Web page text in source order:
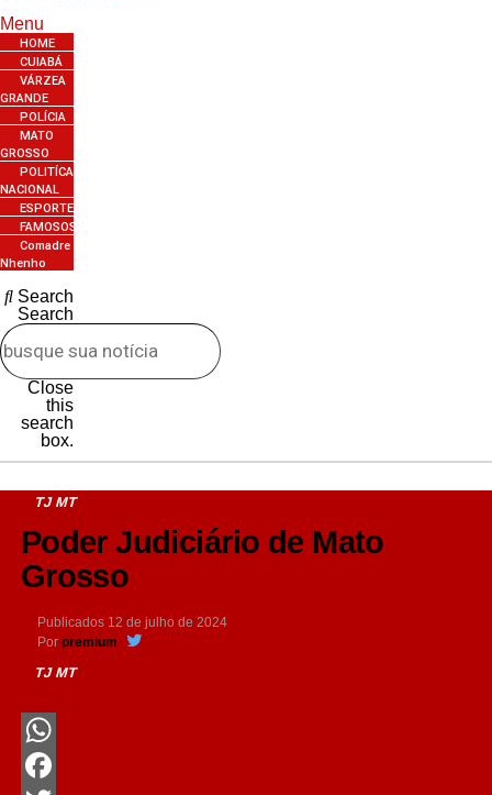
Menu
HOME
CUIABÁ
VÁRZEA
GRANDE
POLÍCIA
MATO
GROSSO
POLITÍCA
NACIONAL
ESPORTES
FAMOSOS
Comadre
Nhenho
Search
Search
Close
this
search
box.
TJ MT
Poder Judiciário de Mato
Grosso
Publicados 12 de julho de 2024
Por premium
TJ MT
WhatsApp